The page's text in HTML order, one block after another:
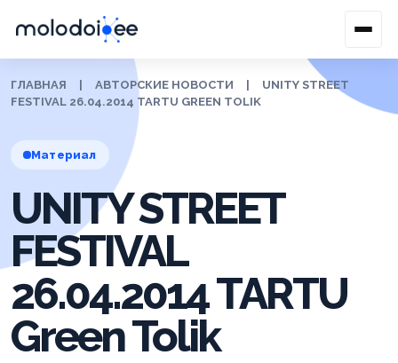
ГЛАВНАЯ АВТОРСКИЕ НОВОСТИ
UNITY STREET
FESTIVAL 26.04.2014 TARTU GREEN TOLIK
Материал
UNITY STREET
FESTIVAL
26.04.2014 TARTU
Green Tolik